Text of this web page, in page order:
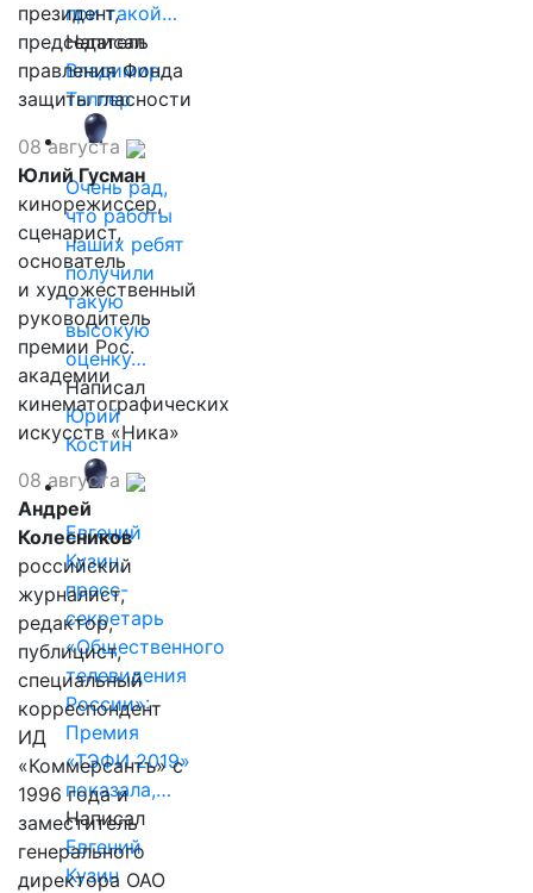
при такой…
Написал
Владимир
Таллер
Очень рад,
что работы
наших ребят
получили
такую
высокую
оценку…
Написал
Юрий
Костин
Евгений
Кузин,
пресс-
секретарь
«Общественного
телевидения
России»:
Премия
«ТЭФИ 2019»
показала,…
Написал
Евгений
Кузин
президент,
председатель
правления Фонда
защиты гласности
08 августа
Юлий Гусман
кинорежиссер,
сценарист,
основатель
и художественный
руководитель
премии Рос.
академии
кинематографических
искусств «Ника»
08 августа
Андрей
Колесников
российский
журналист,
редактор,
публицист,
специальный
корреспондент
ИД
«Коммерсантъ» с
1996 года и
заместитель
генерального
директора ОАО